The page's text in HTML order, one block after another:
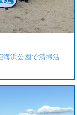
海浜公園で清掃活